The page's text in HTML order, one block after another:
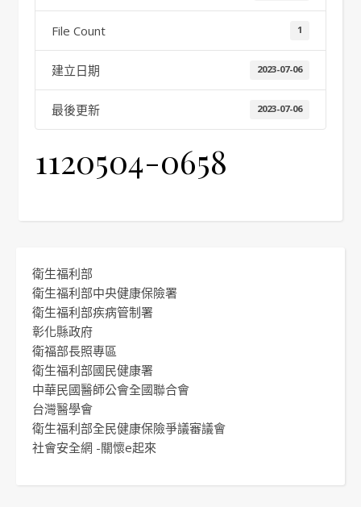
File Count 1
建立日期 2023-07-06
最後更新 2023-07-06
1120504-0658
衛生福利部
衛生福利部中央健康保險署
衛生福利部疾病管制署
彰化縣政府
衛福部長照專區
衛生福利部國民健康署
中華民國醫師公會全國聯合會
台灣醫學會
衛生福利部全民健康保險爭議審議會
社會安全網 -關懷e起來